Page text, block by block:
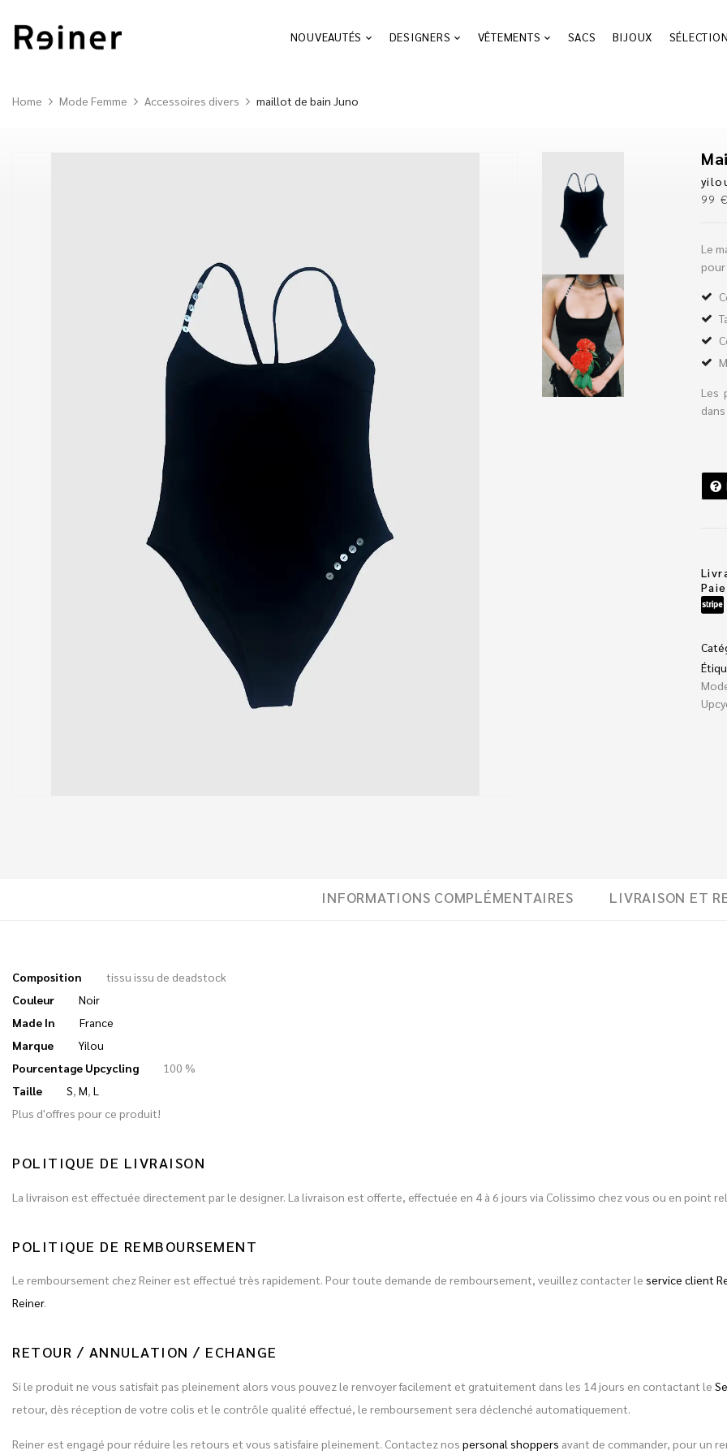
NOUVEAUTÉS DESIGNERS VÊTEMENTS SACS BIJOUX
Home Mode Femme Accessoires divers maillot de bain Juno
99€
Le
Les
INFORMATIONS COMPLÉMENTAIRES LIVRAISON ET
Composition
tissu issu de deadstock
Couleur
Noir
Made In
France
Marque
Yilou
Pourcentage Upcycling
100 %
Taille
S, M, L
Plus d'offres pour ce produit!
POLITIQUE DE LIVRAISON
La livraison est effectuée directement par le designer. La livraison est offerte, effectuée en 4 à 6 jours via Colissimo chez vous ou en point
POLITIQUE DE REMBOURSEMENT
Le remboursement chez Reiner est effectué très rapidement. Pour toute demande de remboursement, veuillez contacter le service client
Reiner.
RETOUR / ANNULATION / ECHANGE
Si le produit ne vous satisfait pas pleinement alors vous pouvez le renvoyer facilement et gratuitement dans les 14 jours en contactant le
retour, dès réception de votre colis et le contrôle qualité effectué, le remboursement sera déclenché automatiquement.
Reiner est engagé pour réduire les retours et vous satisfaire pleinement. Contactez nos personal shoppers avant de commander, pour un